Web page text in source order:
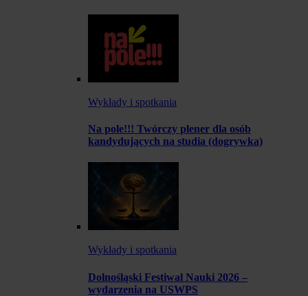
Wykłady i spotkania
Na pole!!! Twórczy plener dla osób
kandydujących na studia (dogrywka)
Wykłady i spotkania
Dolnośląski Festiwal Nauki 2026 –
wydarzenia na USWPS